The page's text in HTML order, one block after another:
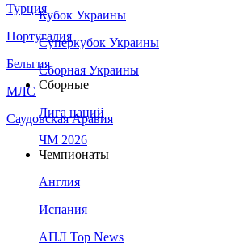
Турция
Португалия
Бельгия
МЛС
Саудовская Аравия
Кубок Украины
Суперкубок Украины
Сборная Украины
Сборные
Лига наций
ЧМ 2026
Чемпионаты
Англия
Испания
АПЛ Top News